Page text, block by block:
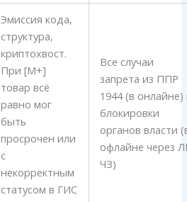
Эмиссия кода,
структура,
криптохвост.
При [M+]
товар всё
равно мог
быть
просрочен или
с
некорректным
статусом в ГИС
Все случаи
запрета из ППР
1944 (в онлайне)
блокировки
органов власти
офлайне через
ЧЗ)